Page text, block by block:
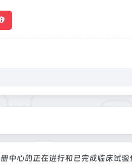
中心的正在进行和已完成临床试